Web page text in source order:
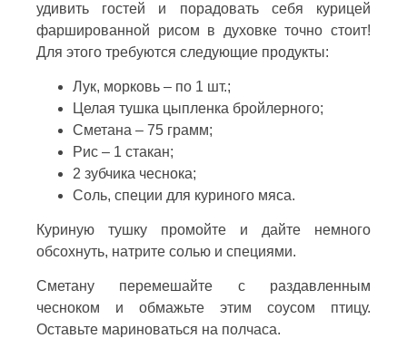
удивить гостей и порадовать себя курицей
фаршированной рисом в духовке точно стоит!
Для этого требуются следующие продукты:
Лук, морковь – по 1 шт.;
Целая тушка цыпленка бройлерного;
Сметана – 75 грамм;
Рис – 1 стакан;
2 зубчика чеснока;
Соль, специи для куриного мяса.
Куриную тушку промойте и дайте немного
обсохнуть, натрите солью и специями.
Сметану перемешайте с раздавленным
чесноком и обмажьте этим соусом птицу.
Оставьте мариноваться на полчаса.